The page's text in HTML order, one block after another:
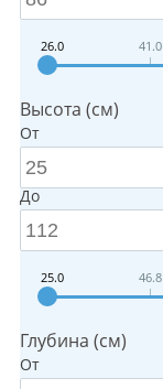
26.0 41.0
Высота (см)
От
До
25.0 46.8
Глубина (см)
От